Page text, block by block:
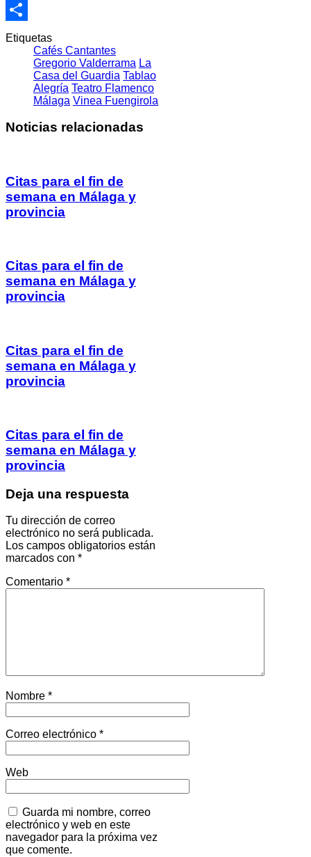
Email
Compartir
Etiquetas
Cafés Cantantes
Gregorio Valderrama La
Casa del Guardia Tablao
Alegría Teatro Flamenco
Málaga Vinea Fuengirola
Noticias relacionadas
Citas para el fin de
semana en Málaga y
provincia
Citas para el fin de
semana en Málaga y
provincia
Citas para el fin de
semana en Málaga y
provincia
Citas para el fin de
semana en Málaga y
provincia
Deja una respuesta
Tu dirección de correo
electrónico no será publicada.
Los campos obligatorios están
marcados con *
Comentario *
Nombre *
Correo electrónico *
Web
Guarda mi nombre, correo
electrónico y web en este
navegador para la próxima vez
que comente.